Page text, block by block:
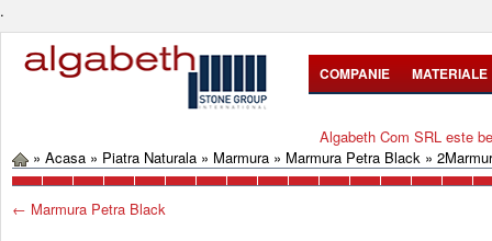
.
COMPANIE MATERIALE
Algabeth Com SRL este
» Acasa » Piatra Naturala » Marmura » Marmura Petra Black »
← Marmura Petra Black